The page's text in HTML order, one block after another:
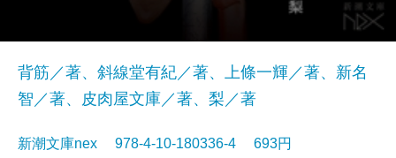
背筋／著、斜線堂有紀／著、上條一輝／著、新名
智／著、皮肉屋文庫／著、梨／著
新潮文庫nex 978-4-10-180336-4 693円